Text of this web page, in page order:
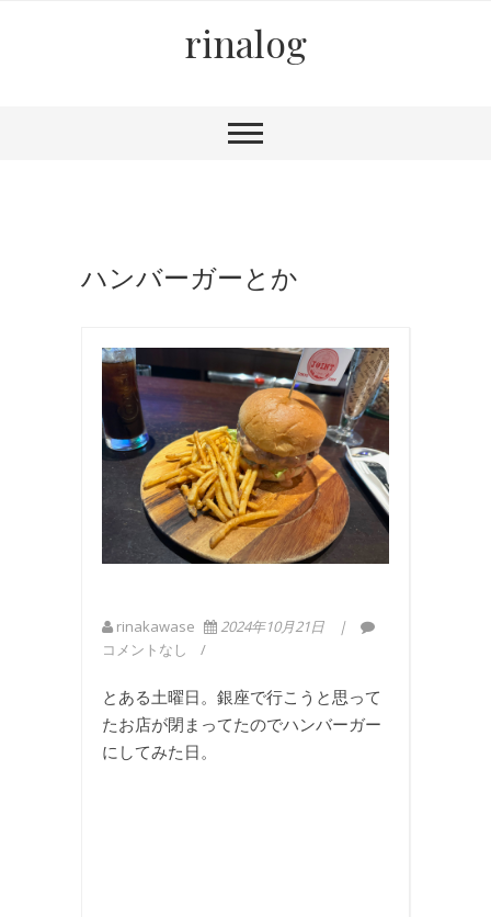
rinalog
ハンバーガーとか
rinakawase
2024年10月21日
コメントなし
とある土曜日。銀座で行こうと思って
たお店が閉まってたのでハンバーガー
にしてみた日。